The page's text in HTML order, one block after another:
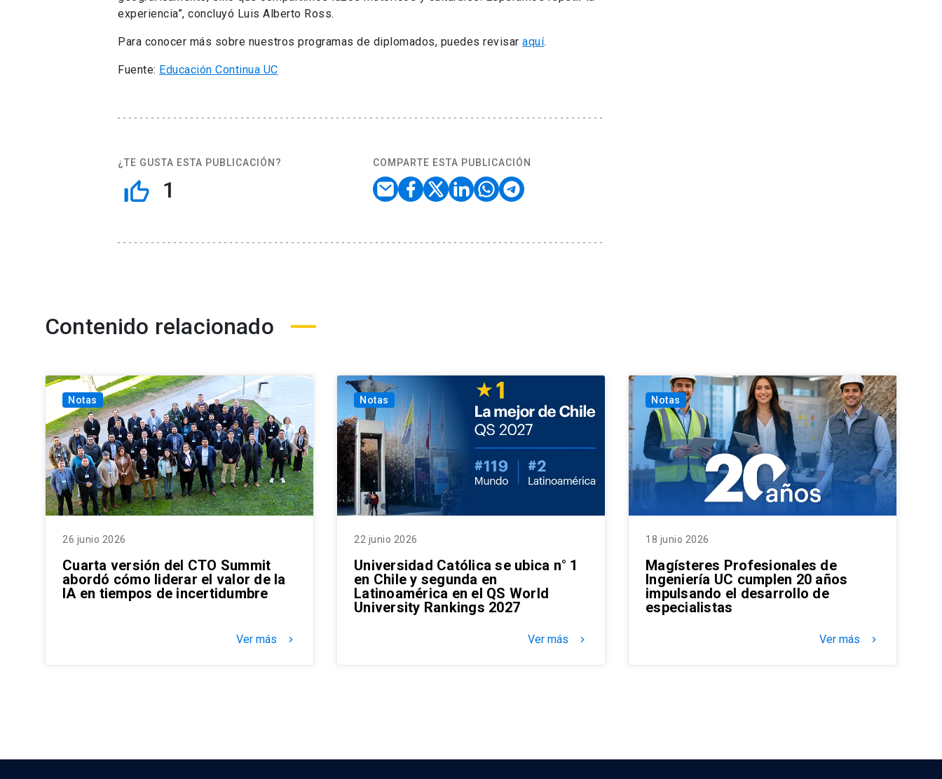
experiencia”, concluyó Luis Alberto Ross.
Para conocer más sobre nuestros programas de diplomados, puedes revisar aquí.
Fuente: Educación Continua UC
¿TE GUSTA ESTA PUBLICACIÓN?
thumb_up_off_alt 1
COMPARTE ESTA PUBLICACIÓN
Contenido relacionado
Notas
26 junio 2026
Cuarta versión del CTO Summit
abordó cómo liderar el valor de la
IA en tiempos de incertidumbre
Ver más keyboard_arrow_right
Notas
22 junio 2026
Universidad Católica se ubica n° 1
en Chile y segunda en
Latinoamérica en el QS World
University Rankings 2027
Ver más keyboard_arrow_right
Notas
18 junio 2026
Magísteres Profesionales de
Ingeniería UC cumplen 20 años
impulsando el desarrollo de
especialistas
Ver más keyboard_arrow_right